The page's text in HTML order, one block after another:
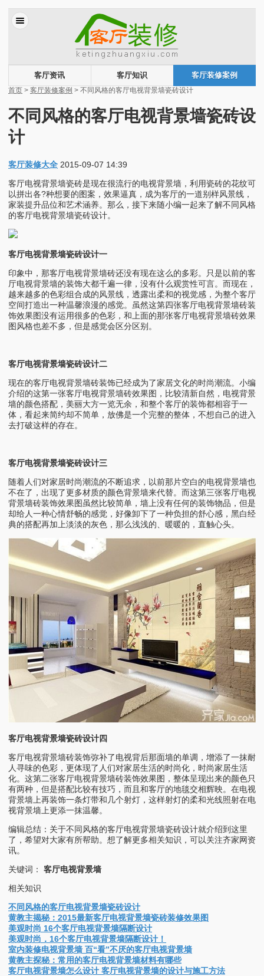
客厅资讯 客厅知识
客厅装修案例
首页 > 客厅装修案例 > 不同风格的客厅电视背景墙瓷砖设计
不同风格的客厅电视背景墙瓷砖设
计
客厅装修大全 2015-09-07 14:39
客厅电视背景墙瓷砖是现在很流行的电视背景墙，利用瓷砖的花纹可
以拼出各?种想要的图案，效果逼真，成为客厅的一道别样风景线，
家装提升品位和艺术涵养。那么，接下来随小编一起来了解不同风格
的客厅电视背景墙瓷砖设计。
客厅电视背景墙瓷砖设计一
印象中，那客厅电视背景墙砖还没有现在这么的多彩。只是以前的客
厅电视背景墙的装饰大都千遍一律，没有什么观赏性可言。而现在，
越来越多的色彩组合成的风景线，透露出柔和的视觉感，为整个客厅
空间打造出一种温馨浪漫的感觉。虽然这第四张客厅电视背景墙砖装
饰效果图没有运用很多的色彩，和上面的那张客厅电视背景墙砖效果
图风格也差不多，但是感觉会区分区别。
客厅电视背景墙瓷砖设计二
现在的客厅电视背景墙砖装饰已经成为了家居文化的时尚潮流。小编
介绍的这第一张客厅电视背景墙砖效果图，比较清新自然，电视背景
墙的颜色搭配，美丽大方一览无余，和整个客厅的装饰都相容于一
体，看起来简约却不简单，放佛是一个完整的整体，不想自己的进入
去打破这样的存在。
客厅电视背景墙瓷砖设计三
随着人们对家居时尚潮流的不断追求，以前那片空白的电视背景墙也
不在了，出现了更多材质的颜色背景墙来代替。而这第三张客厅电视
背景墙砖装饰效果图虽然比较简单，墙上没有任何的装饰物品，但是
却给人一种心情舒畅的感觉，好像卸下了一种负担的舒心感，黑白经
典的搭配再加上淡淡的灰色，那么浅浅的、暖暖的，直触心头。
客厅电视背景墙瓷砖设计四
客厅电视背景墙砖装饰弥补了电视背后那面墙的单调，增添了一抹耐
人寻味的色彩，更体现了人们对家居生活的时尚化，时尚家居生活
化。这第二张客厅电视背景墙砖装饰效果图，整体呈现出来的颜色只
有两种，但是搭配比较有技巧，而且和客厅的地毯交相辉映。在电视
背景墙上再装饰一条灯带和几个射灯，这样射灯的柔和光线照射在电
视背景墙上更添一抹温馨。
编辑总结：关于不同风格的客厅电视背景墙瓷砖设计就介绍到这里
了，希望对大家有所帮助。想了解更多相关知识，可以关注齐家网资
讯。
关键词： 客厅电视背景墙
相关知识
不同风格的客厅电视背景墙瓷砖设计
黄教主揭秘：2015最新客厅电视背景墙瓷砖装修效果图
美观时尚 16个客厅电视背景墙隔断设计
美观时尚，16个客厅电视背景墙隔断设计！
室内装修电视背景墙 百“看”不厌的客厅电视背景墙
黄教主探秘：常用的客厅电视背景墙材料有哪些
客厅电视背景墙怎么设计 客厅电视背景墙的设计与施工方法